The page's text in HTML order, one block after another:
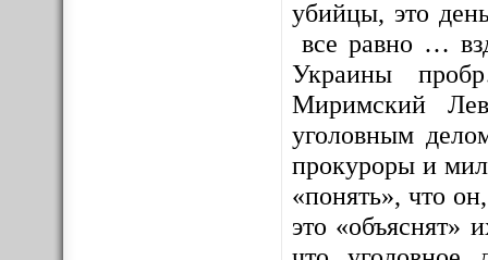
убийцы, это
все равно …
Украины
Миримский
уголовным
прокуроры и
«понять», что
это «объяснят»